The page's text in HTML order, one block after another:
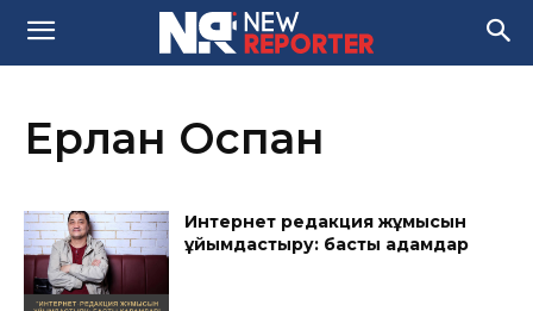
Ерлан Оспан
Интернет редакция жұмысын
ұйымдастыру: басты қадамдар